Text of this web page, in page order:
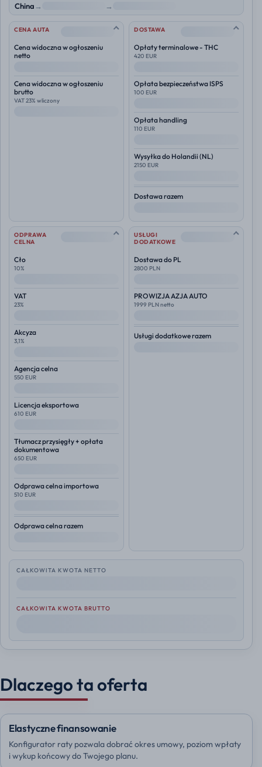
China→ →
CENA AUTA --
Cena widoczna w ogłoszeniu
netto
Cena widoczna w ogłoszeniu
brutto
VAT 23% wliczony
DOSTAWA --
Opłaty terminalowe - THC
420 EUR
Opłata bezpieczeństwa ISPS
100 EUR
Opłata handling
110 EUR
Wysyłka do Holandii (NL)
2150 EUR
Dostawa razem
ODPRAWA
CELNA
--
Cło
10%
VAT
23%
Akcyza
3,1%
Agencja celna
550 EUR
Licencja eksportowa
610 EUR
Tłumacz przysięgły + opłata
dokumentowa
650 EUR
Odprawa celna importowa
510 EUR
Odprawa celna razem
USŁUGI
DODATKOWE
--
Dostawa do PL
2800 PLN
PROWIZJA AZJA AUTO
1999 PLN netto
Usługi dodatkowe razem
CAŁKOWITA KWOTA NETTO
CAŁKOWITA KWOTA BRUTTO
Dlaczego ta oferta
Elastyczne finansowanie
Konfigurator raty pozwala dobrać okres umowy, poziom wpłaty
i wykup końcowy do Twojego planu.